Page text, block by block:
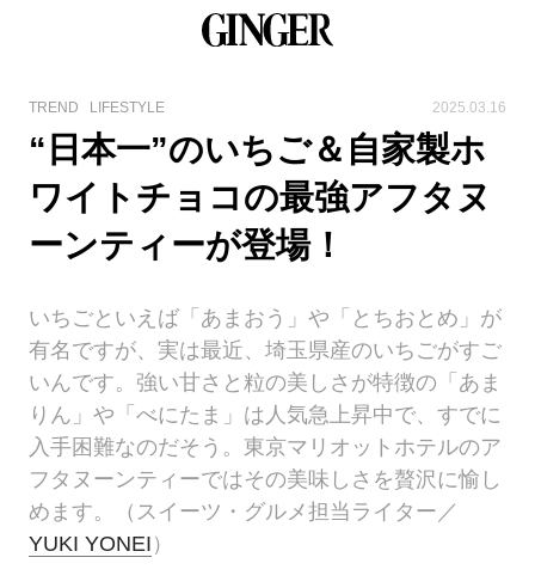
TREND LIFESTYLE 2025.03.16
“日本一”のいちご＆自家製ホ
ワイトチョコの最強アフタヌ
ーンティーが登場！
いちごといえば「あまおう」や「とちおとめ」が
有名ですが、実は最近、埼玉県産のいちごがすご
いんです。強い甘さと粒の美しさが特徴の「あま
りん」や「べにたま」は人気急上昇中で、すでに
入手困難なのだそう。東京マリオットホテルのア
フタヌーンティーではその美味しさを贅沢に愉し
めます。（スイーツ・グルメ担当ライター／
YUKI YONEI ）